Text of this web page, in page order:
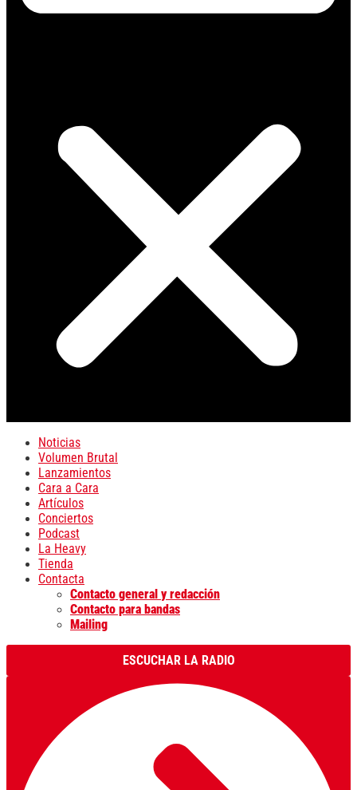
Noticias
Volumen Brutal
Lanzamientos
Cara a Cara
Artículos
Conciertos
Podcast
La Heavy
Tienda
Contacta
Contacto general y redacción
Contacto para bandas
Mailing
ESCUCHAR LA RADIO